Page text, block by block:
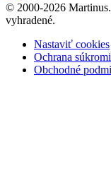
© 2000-2026
vyhradené.
Nastaviť cookies
Ochrana
Obchodné